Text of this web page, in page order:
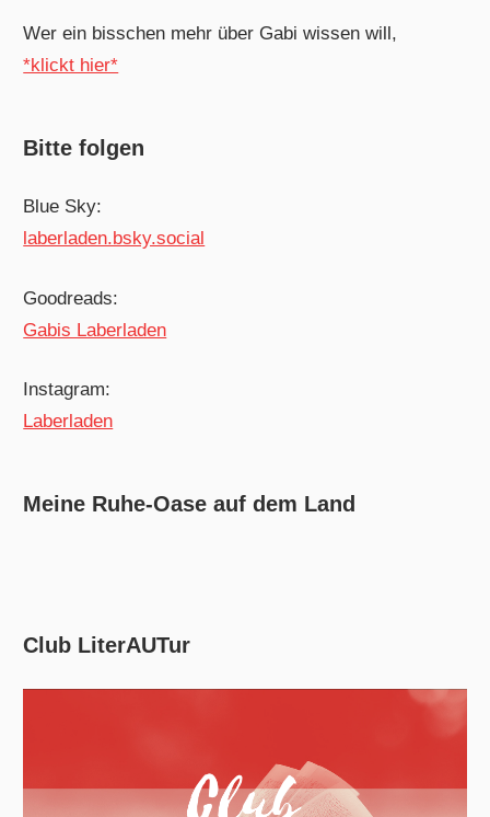
Wer ein bisschen mehr über Gabi wissen will,
*klickt hier*
Bitte folgen
Blue Sky:
laberladen.bsky.social
Goodreads:
Gabis Laberladen
Instagram:
Laberladen
Meine Ruhe-Oase auf dem Land
Club LiterAUTur